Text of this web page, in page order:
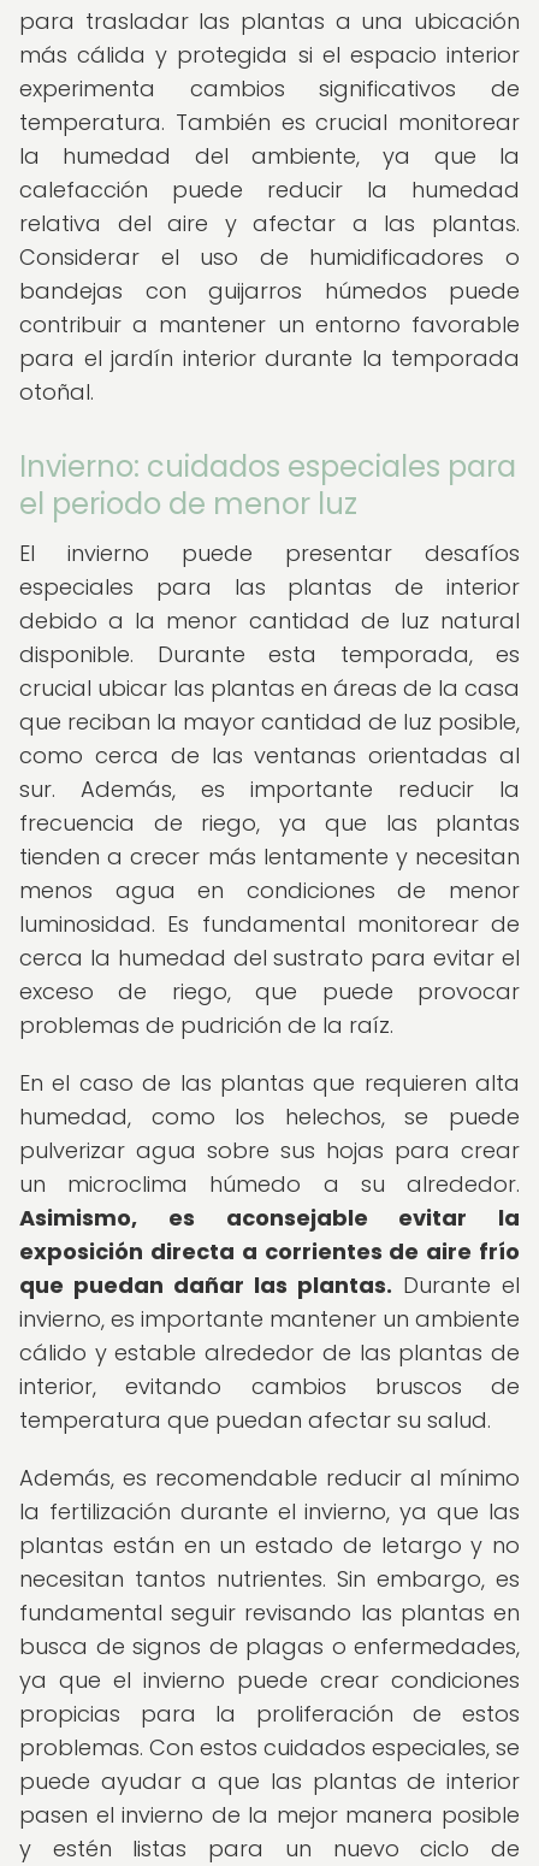
para trasladar las plantas a una ubicación
más cálida y protegida si el espacio interior
experimenta cambios significativos de
temperatura. También es crucial monitorear
la humedad del ambiente, ya que la
calefacción puede reducir la humedad
relativa del aire y afectar a las plantas.
Considerar el uso de humidificadores o
bandejas con guijarros húmedos puede
contribuir a mantener un entorno favorable
para el jardín interior durante la temporada
otoñal.
Invierno: cuidados especiales para
el periodo de menor luz
El invierno puede presentar desafíos
especiales para las plantas de interior
debido a la menor cantidad de luz natural
disponible. Durante esta temporada, es
crucial ubicar las plantas en áreas de la casa
que reciban la mayor cantidad de luz posible,
como cerca de las ventanas orientadas al
sur. Además, es importante reducir la
frecuencia de riego, ya que las plantas
tienden a crecer más lentamente y necesitan
menos agua en condiciones de menor
luminosidad. Es fundamental monitorear de
cerca la humedad del sustrato para evitar el
exceso de riego, que puede provocar
problemas de pudrición de la raíz.
En el caso de las plantas que requieren alta
humedad, como los helechos, se puede
pulverizar agua sobre sus hojas para crear
un microclima húmedo a su alrededor.
Asimismo, es aconsejable evitar la
exposición directa a corrientes de aire frío
que puedan dañar las plantas. Durante el
invierno, es importante mantener un ambiente
cálido y estable alrededor de las plantas de
interior, evitando cambios bruscos de
temperatura que puedan afectar su salud.
Además, es recomendable reducir al mínimo
la fertilización durante el invierno, ya que las
plantas están en un estado de letargo y no
necesitan tantos nutrientes. Sin embargo, es
fundamental seguir revisando las plantas en
busca de signos de plagas o enfermedades,
ya que el invierno puede crear condiciones
propicias para la proliferación de estos
problemas. Con estos cuidados especiales, se
puede ayudar a que las plantas de interior
pasen el invierno de la mejor manera posible
y estén listas para un nuevo ciclo de